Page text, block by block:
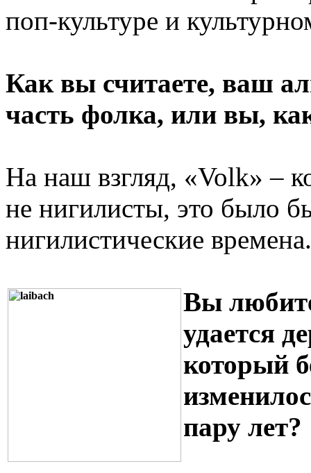
поп-культуре и
Как вы считаете, ваш
часть фолка, или вы,
На наш взгляд, «Volk» –
не нигилисты, это было
нигилистические времена.
Вы
удается
который
пару лет?